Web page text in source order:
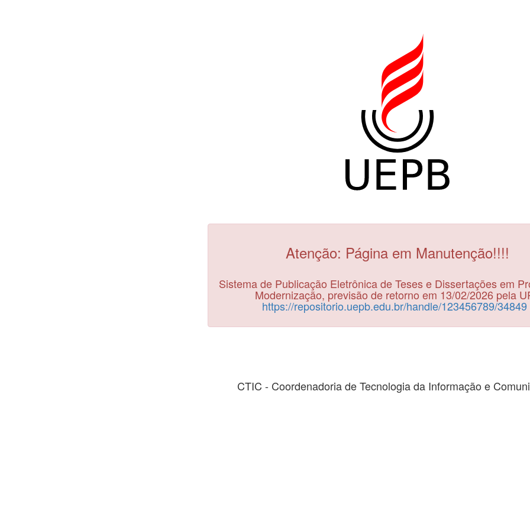
Atenção: Página em Manutenção!!!!
Sistema de Publicação Eletrônica de Teses e Dissertações em
Modernização, previsão de retorno em 13/02/2026 pela
https://repositorio.uepb.edu.br/handle/123456789/34849
CTIC - Coordenadoria de Tecnologia da Informação e